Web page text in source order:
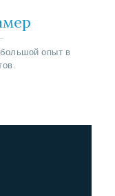
опыт в